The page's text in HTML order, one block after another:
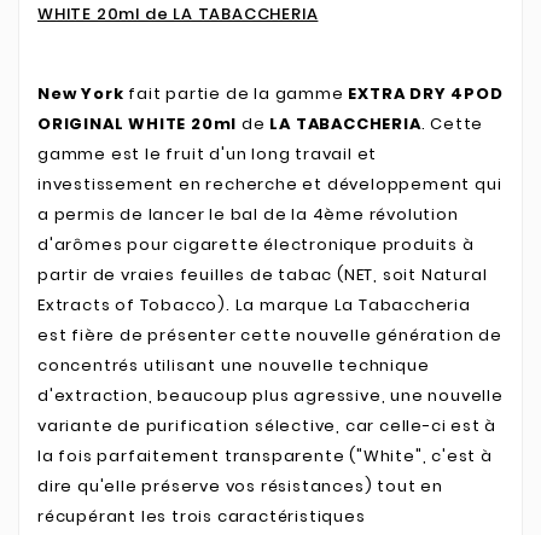
WHITE 20ml de LA TABACCHERIA
New York fait partie de la gamme EXTRA DRY 4POD
ORIGINAL WHITE 20ml de LA TABACCHERIA. Cette
gamme est le fruit d'un long travail et
investissement en recherche et développement qui
a permis de lancer le bal de la 4ème révolution
d'arômes pour cigarette électronique produits à
partir de vraies feuilles de tabac (NET, soit Natural
Extracts of Tobacco). La marque La Tabaccheria
est fière de présenter cette nouvelle génération de
concentrés utilisant une nouvelle technique
d'extraction, beaucoup plus agressive, une nouvelle
variante de purification sélective, car celle-ci est à
la fois parfaitement transparente ("White", c'est à
dire qu'elle préserve vos résistances) tout en
récupérant les trois caractéristiques